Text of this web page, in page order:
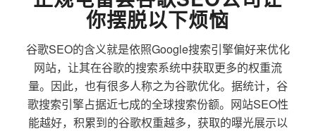
你摆脱以下烦恼
谷歌SEO的含义就是依照Google搜索引擎偏好来优化
网站，让其在谷歌的搜索系统中获取更多的权重流
量。因此，也有很多人称之为谷歌优化。据统计，谷
歌搜索引擎占据近七成的全球搜索份额。网站SEO性
能越好，积累到的谷歌权重越多，获取的曝光展示以